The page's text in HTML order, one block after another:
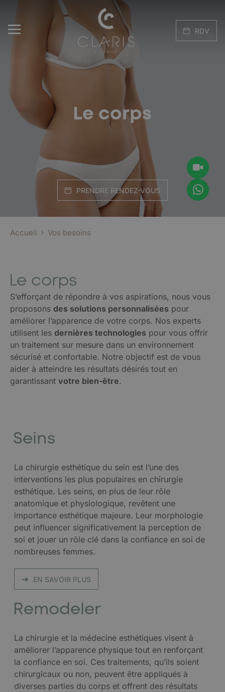
RDV
Le corps
PRENDRE RENDEZ-VOUS
Accueil Vos besoins
Le corps
S’efforçant de répondre à vos aspirations, nous vous
proposons des solutions personnalisées pour
améliorer l’apparence de votre corps. Nos experts
utilisent les dernières technologies pour vous offrir
un traitement sur mesure dans un environnement
sécurisé et confortable. Notre objectif est de vous
aider à atteindre les résultats désirés tout en
garantissant votre bien-être.
Seins
La chirurgie esthétique du sein est l’une des
interventions les plus populaires en chirurgie
esthétique. Les seins, en plus de leur rôle
anatomique et physiologique, revêtent une
importance esthétique majeure. Leur morphologie
peut influencer significativement la perception de
soi et jouer un rôle clé dans la confiance en soi de
nombreuses femmes.
EN SAVOIR PLUS
Remodeler
La chirurgie et la médecine esthétiques visent à
améliorer l’apparence physique tout en renforçant
la confiance en soi. Ces traitements, qu’ils soient
chirurgicaux ou non, peuvent être appliqués à
diverses parties du corps et offrent des résultats